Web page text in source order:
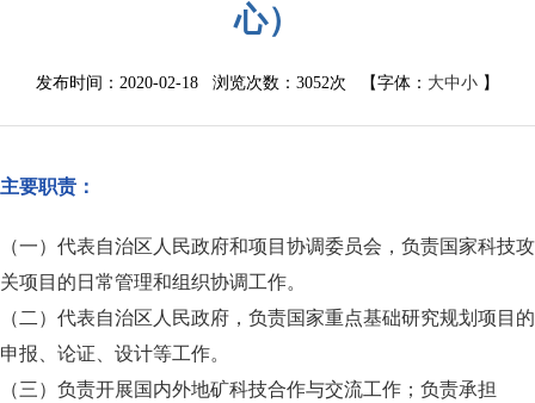
心）
发布时间：2020-02-18 浏览次数： 3052次 【字体： 大中小 】
主要职责：
（一）代表自治区人民政府和项目协调委员会，负责国家科技攻
关项目的日常管理和组织协调工作。
（二）代表自治区人民政府，负责国家重点基础研究规划项目的
申报、论证、设计等工作。
（三）负责开展国内外地矿科技合作与交流工作；负责承担